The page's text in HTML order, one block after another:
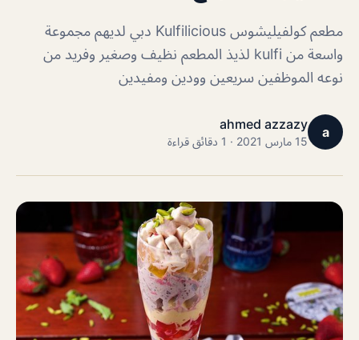
مطعم كولفيليشوس Kulfilicious دبي لديهم مجموعة
واسعة من kulfi لذيذ المطعم نظيف وصغير وفريد ​​من
نوعه الموظفين سريعين وودين ومفيدين
a
ahmed azzazy
15 مارس 2021 · 1 دقائق قراءة